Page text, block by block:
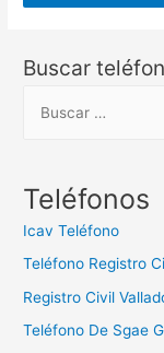
Buscar
c
:
Teléfonos
Icav Teléfono
Teléfono Registro
Registro Civil
Teléfono De Sgae